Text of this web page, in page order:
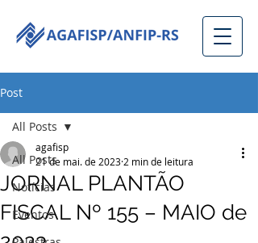
Post
All Posts
Notícias
Eventos
All Posts
JORNAL PLANTÃO
FISCAL Nº 155 – MAIO de
agafisp
21 de mai. de 2023 2 min de leitura